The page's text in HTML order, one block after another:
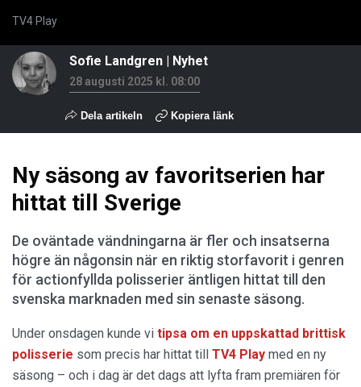
TV4 Play
Sofie Landgren Nyhet
28 augusti 2025 kl. 08:00
Dela artikeln Kopiera länk
Ny säsong av favoritserien har
hittat till Sverige
De oväntade vändningarna är fler och insatserna
högre än någonsin när en riktig storfavorit i genren
för actionfyllda polisserier äntligen hittat till den
svenska marknaden med sin senaste säsong.
Under onsdagen kunde vi tipsa om en uppskattad brittisk
polisserie som precis har hittat till TV4 Play med en ny
säsong – och i dag är det dags att lyfta fram premiären för